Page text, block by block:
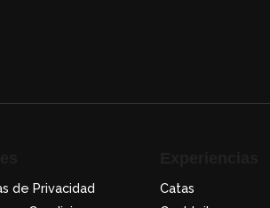
de Privacidad
Catas